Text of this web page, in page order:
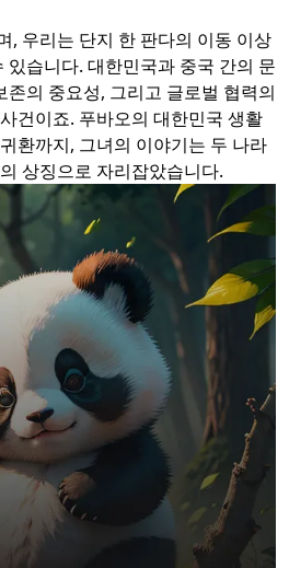
, 우리는 단지 한 판다의 이동 이상
있습니다. 대한민국과 중국 간의 문
존의 중요성, 그리고 글로벌 협력의
건이죠. 푸바오의 대한민국 생활
환까지, 그녀의 이야기는 두 나라
상징으로 자리잡았습니다.